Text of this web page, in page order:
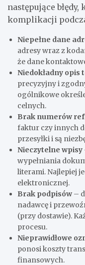
następujące
komplikacji
Niepełne dane
adresy wraz z
że dane
Niedokładny opis
precyzyjny i
ogólnikowe
celnych.
Brak numerów
faktur czy innych
przesyłki i są
Nieczytelne wpisy
wypełniania
literami. Najlepiej
elektronicznej.
Brak podpisów–
nadawcę i
(przy dostawie).
procesu.
Nieprawidłowe
ponosi koszty
finansowych.